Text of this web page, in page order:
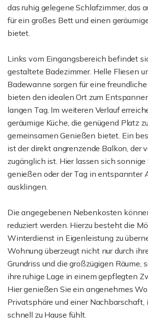
das ruhig gelegene Schlafzimmer, das
für ein großes Bett und einen
bietet.
Links vom Eingangsbereich befindet
gestaltete Badezimmer. Helle Fliesen
Badewanne sorgen für eine
bieten den idealen Ort zum
langen Tag. Im weiteren Verlauf
geräumige Küche, die genügend Platz
gemeinsamen Genießen bietet. Ein
ist der direkt angrenzende Balkon, der
zugänglich ist. Hier lassen sich
genießen oder der Tag in entspannter
ausklingen.
Die angegebenen Nebenkosten
reduziert werden. Hierzu besteht die
Winterdienst in Eigenleistung zu
Wohnung überzeugt nicht nur durch
Grundriss und die großzügigen Räume,
ihre ruhige Lage in einem gepflegten
Hier genießen Sie ein angenehmes
Privatsphäre und einer Nachbarschaft,
schnell zu Hause fühlt.